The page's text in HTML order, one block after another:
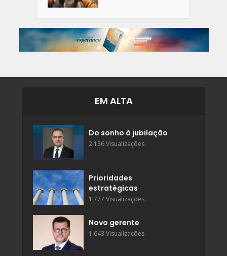
EM ALTA
Do sonho à jubilação
2.136 Visualizações
Prioridades
estratégicas
1.777 Visualizações
Novo gerente
1.643 Visualizações